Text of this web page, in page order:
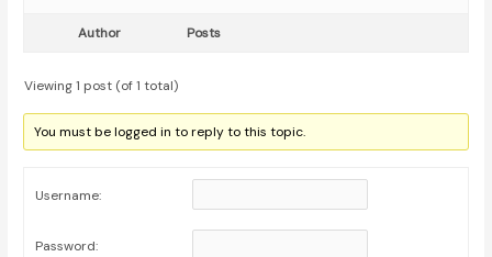
Author Posts
Viewing 1 post (of 1 total)
You must be logged in to reply to this topic.
Username:
Password: